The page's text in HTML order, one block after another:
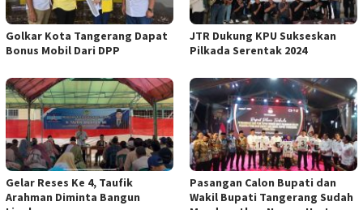
Golkar Kota Tangerang Dapat
Bonus Mobil Dari DPP
JTR Dukung KPU Sukseskan
Pilkada Serentak 2024
Gelar Reses Ke 4, Taufik
Arahman Diminta Bangun
Pasangan Calon Bupati dan
Wakil Bupati Tangerang Sudah